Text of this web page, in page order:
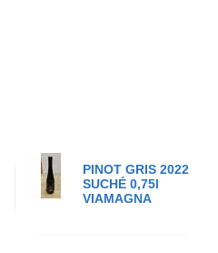
PINOT GRIS 2022
SUCHÉ 0,75l
VIAMAGNA